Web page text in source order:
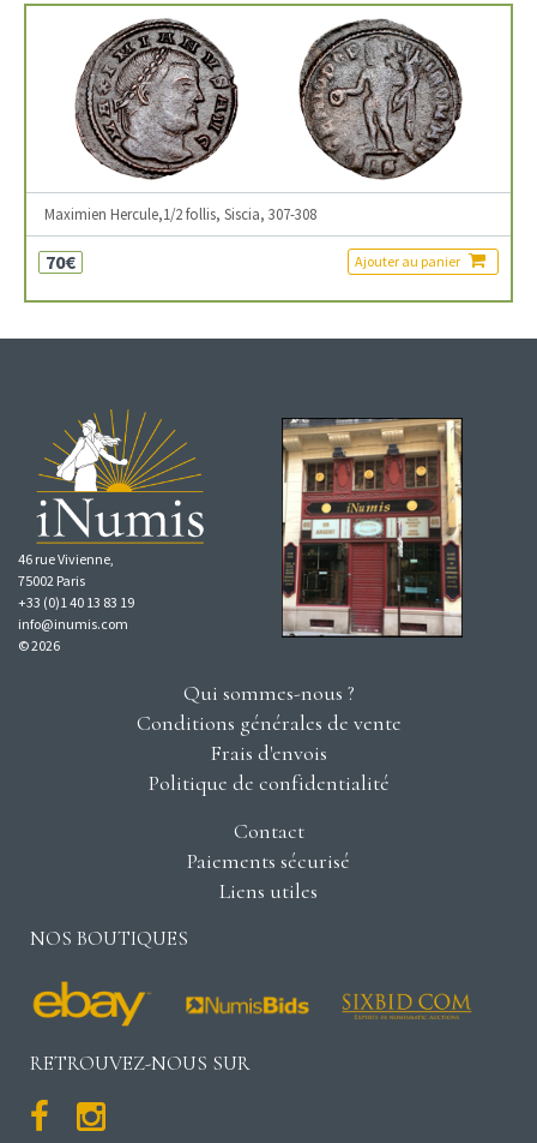
Maximien Hercule,1/2 follis, Siscia, 307-308
70€ Ajouter au panier
46 rue Vivienne,
75002 Paris
+33 (0)1 40 13 83 19
info@inumis.com
© 2026
Qui sommes-nous ?
Conditions générales de vente
Frais d'envois
Politique de confidentialité
Contact
Paiements sécurisé
Liens utiles
NOS BOUTIQUES
RETROUVEZ-NOUS SUR